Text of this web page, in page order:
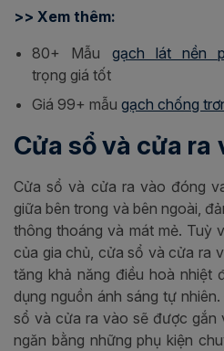
>> Xem thêm:
80+ Mẫu gạch lát nền
trọng giá tốt
Giá 99+ mẫu gạch chống
Cửa sổ và cửa ra
Cửa sổ và cửa ra vào đóng
giữa bên trong và bên ngoài,
thông thoáng và mát mẻ. Tuỳ
của gia chủ, cửa sổ và cửa ra
tăng khả năng điều hoà nhiệt
dụng nguồn ánh sáng tự
sổ và cửa ra vào sẽ được gắn
ngăn bằng những phụ kiện